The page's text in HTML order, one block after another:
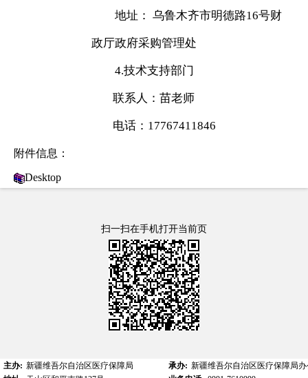
地址： 乌鲁木齐市明德路16号财
政厅政府采购管理处
4.技术支持部门
联系人：苗老师
电话：17767411846
附件信息：
Desktop
扫一扫在手机打开当前页
主办: 新疆维吾尔自治区医疗保障局 承办: 新疆维吾尔自治区医疗保障局